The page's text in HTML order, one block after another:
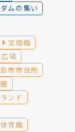
ムの集い
文翔館
場
市市役所
ンド
育館